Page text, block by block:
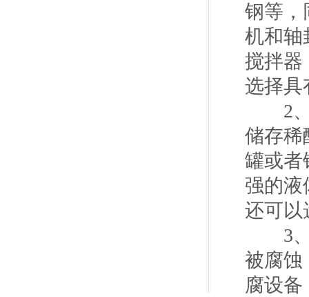
钢等，
机和轴
搅拌器
选择具
2、
储存稀
罐或者
强的液
还可以
3、
被腐蚀
腐设